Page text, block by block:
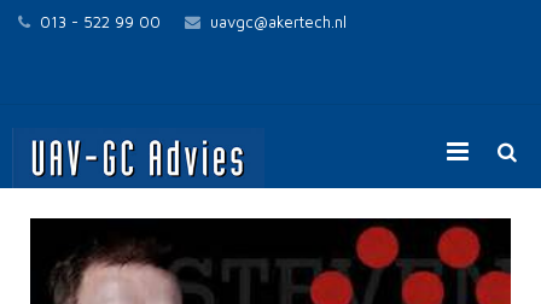
013 - 522 99 00 uavgc@akertech.nl
Home
UAV-GC voor opdrachtgevers